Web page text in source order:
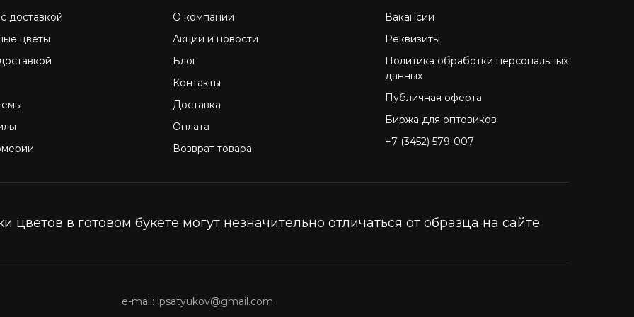
доставкой
цветы
О компании
Акции и новости
Блог
Контакты
Доставка
Оплата
Возврат товара
Вакансии
Реквизиты
Политика обработки персональных
данных
Публичная оферта
Биржа для оптовиков
+7 (3452) 579-007
в готовом букете могут незначительно отличаться от образца на сайте
e-mail: ipsatyukov@gmail.com